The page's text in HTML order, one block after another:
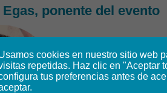
cookies en nuestro sitio web
repetidas. Haz clic en "Aceptar
tus preferencias antes de
ponente del evento